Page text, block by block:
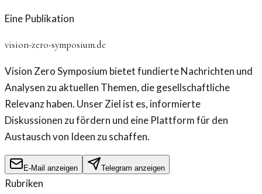
Eine Publikation
vision-zero-symposium.de
Vision Zero Symposium bietet fundierte Nachrichten und
Analysen zu aktuellen Themen, die gesellschaftliche
Relevanz haben. Unser Ziel ist es, informierte
Diskussionen zu fördern und eine Plattform für den
Austausch von Ideen zu schaffen.
E-Mail anzeigen Telegram anzeigen
Rubriken